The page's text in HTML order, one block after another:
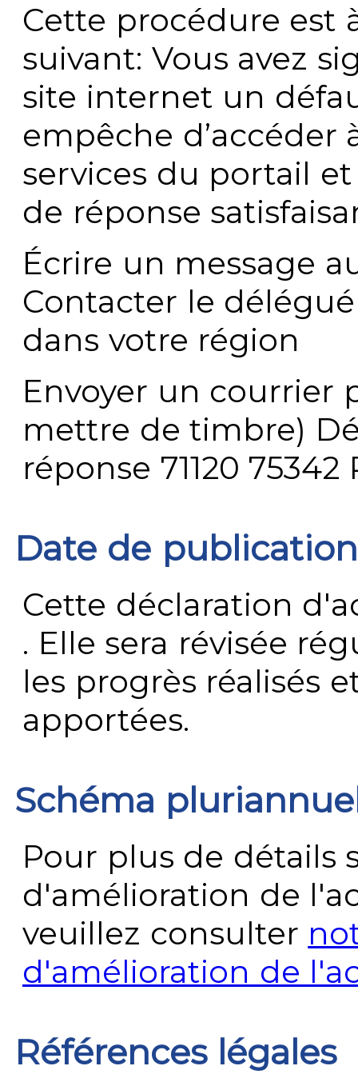
Cette procédure est
suivant: Vous avez
site internet un
empêche
services du portail
de réponse
Écrire un message
Contacter le
dans votre région
Envoyer un courrier
mettre de timbre)
réponse 71120 75342
Date de publication
Cette déclaration
. Elle sera révisée
les progrès réalisés
apportées.
Schéma
Pour plus de détails
d'amélioration de
veuillez consulter
d'amélioration de
Références légales